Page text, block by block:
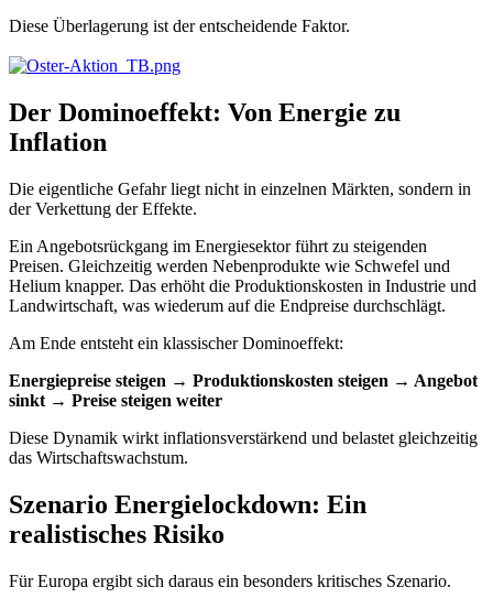
Diese Überlagerung ist der entscheidende Faktor.
Der Dominoeffekt: Von Energie zu
Inflation
Die eigentliche Gefahr liegt nicht in einzelnen Märkten, sondern in
der Verkettung der Effekte.
Ein Angebotsrückgang im Energiesektor führt zu steigenden
Preisen. Gleichzeitig werden Nebenprodukte wie Schwefel und
Helium knapper. Das erhöht die Produktionskosten in Industrie und
Landwirtschaft, was wiederum auf die Endpreise durchschlägt.
Am Ende entsteht ein klassischer Dominoeffekt:
Energiepreise steigen → Produktionskosten steigen → Angebot
sinkt → Preise steigen weiter
Diese Dynamik wirkt inflationsverstärkend und belastet gleichzeitig
das Wirtschaftswachstum.
Szenario Energielockdown: Ein
realistisches Risiko
Für Europa ergibt sich daraus ein besonders kritisches Szenario.